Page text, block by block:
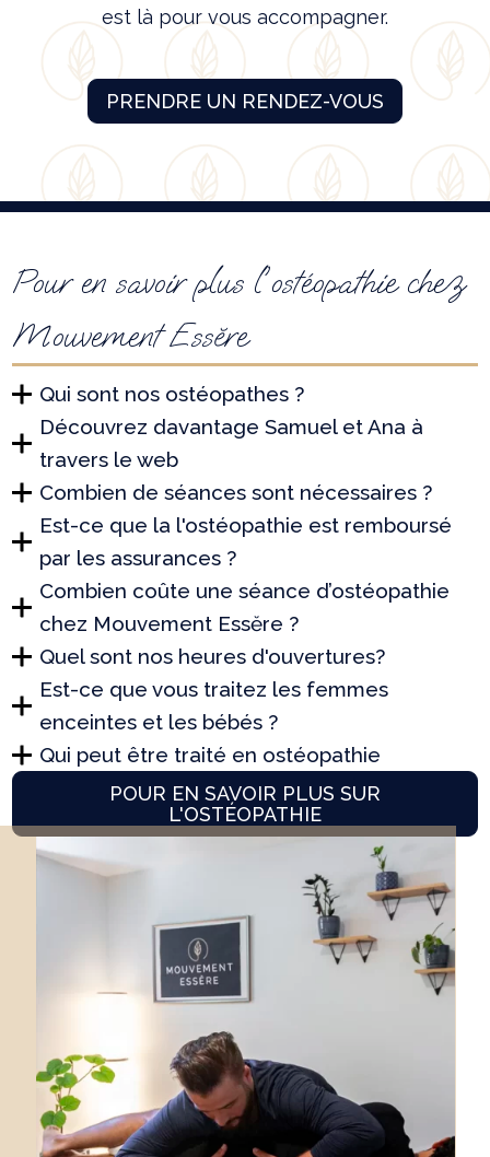
est là pour vous accompagner.
PRENDRE UN RENDEZ-VOUS
Pour en savoir plus l'ostéopathie chez
Mouvement Essĕre
Qui sont nos ostéopathes ?
Découvrez davantage Samuel et Ana à
travers le web
Est-ce que vous traitez les femmes
enceintes et les bébés ?
Qui peut être traité en ostéopathie
Combien de séances sont nécessaires ?
Est-ce que la l'ostéopathie est remboursé
par les assurances ?
Combien coûte une séance d’ostéopathie
chez Mouvement Essĕre ?
Quel sont nos heures d'ouvertures?
POUR EN SAVOIR PLUS SUR
L'OSTÉOPATHIE